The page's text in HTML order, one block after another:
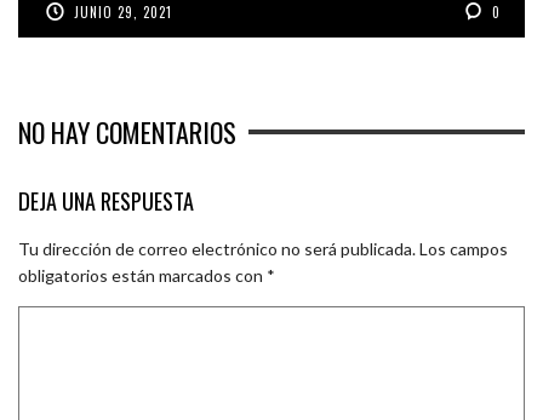
JUNIO 29, 2021 0
NO HAY COMENTARIOS
DEJA UNA RESPUESTA
Tu dirección de correo electrónico no será publicada.Los campos
obligatorios están marcados con *